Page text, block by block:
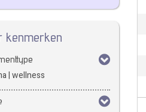
kenmerken
| wellness